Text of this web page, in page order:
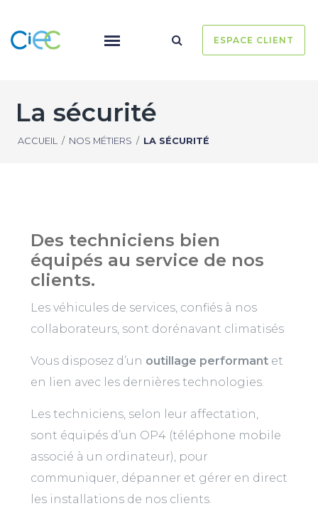
ESPACE CLIENT
La sécurité
ACCUEIL / NOS MÉTIERS / LA SÉCURITÉ
Des techniciens bien
équipés au service de nos
clients.
Les véhicules de services, confiés à nos
collaborateurs, sont dorénavant climatisés
Vous disposez d’un outillage performantet
en lien avec les dernières technologies.
Les techniciens, selon leur affectation,
sont équipés d’un OP4 (téléphone mobile
associé à un ordinateur), pour
communiquer, dépanner et gérer en direct
les installations de nos clients.